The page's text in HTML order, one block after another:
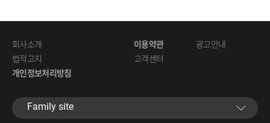
회사소개
법적고지
개인정보처리방침
이용약관
고객센터
광고안내
Family site